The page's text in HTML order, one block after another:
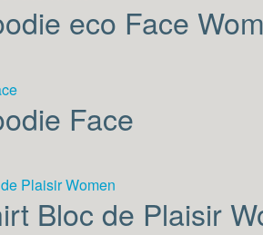
eco Face
Face
Bloc de Plaisir